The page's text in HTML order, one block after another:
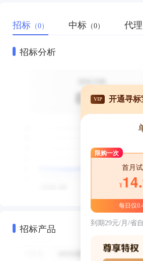
招标 （0） 中标 （0） 代理
招标分析
招标产品
VIP 开通寻标
限购一次
首月
¥
每日仅
到期29元/月/省